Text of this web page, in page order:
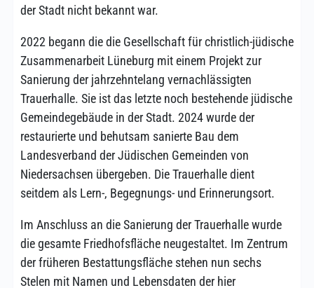
der Stadt nicht bekannt war.
2022 begann die die Gesellschaft für christlich-jüdische
Zusammenarbeit Lüneburg mit einem Projekt zur
Sanierung der jahrzehntelang vernachlässigten
Trauerhalle. Sie ist das letzte noch bestehende jüdische
Gemeindegebäude in der Stadt. 2024 wurde der
restaurierte und behutsam sanierte Bau dem
Landesverband der Jüdischen Gemeinden von
Niedersachsen übergeben. Die Trauerhalle dient
seitdem als Lern-, Begegnungs- und Erinnerungsort.
Im Anschluss an die Sanierung der Trauerhalle wurde
die gesamte Friedhofsfläche neugestaltet. Im Zentrum
der früheren Bestattungsfläche stehen nun sechs
Stelen mit Namen und Lebensdaten der hier